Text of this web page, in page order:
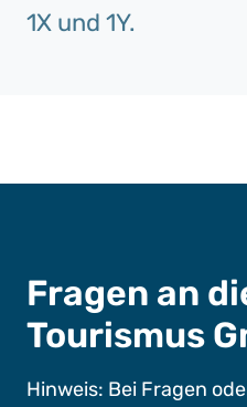
1X und 1Y.
Fragen an
Tourismus
Hinweis: Bei Fragen